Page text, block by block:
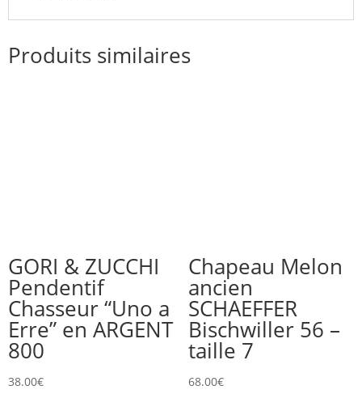
Produits similaires
GORI & ZUCCHI
Pendentif
Chasseur “Uno a
Erre” en ARGENT
800
38.00€
Chapeau Melon
ancien
SCHAEFFER
Bischwiller 56 –
taille 7
68.00€